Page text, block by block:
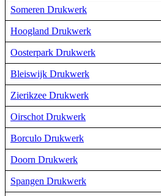
Someren Drukwerk
Hoogland Drukwerk
Oosterpark Drukwerk
Bleiswijk Drukwerk
Zierikzee Drukwerk
Oirschot Drukwerk
Borculo Drukwerk
Doorn Drukwerk
Spangen Drukwerk